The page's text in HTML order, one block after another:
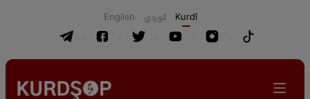
English كوردی Kurdî